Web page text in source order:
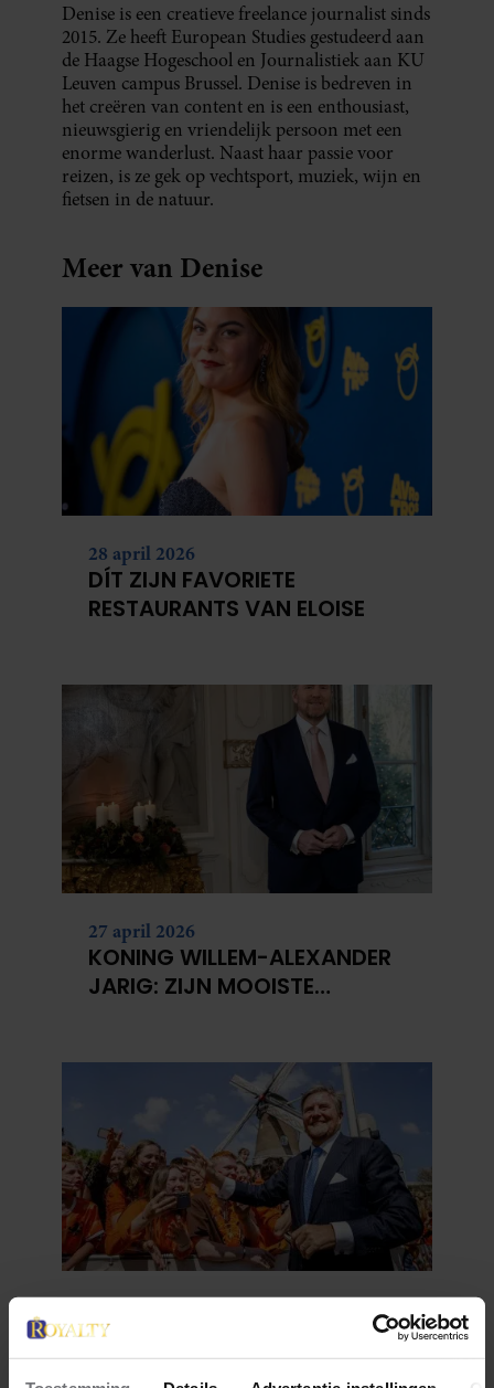
Denise is een creatieve freelance journalist sinds
2015. Ze heeft European Studies gestudeerd aan
de Haagse Hogeschool en Journalistiek aan KU
Leuven campus Brussel. Denise is bedreven in
het creëren van content en is een enthousiast,
nieuwsgierig en vriendelijk persoon met een
enorme wanderlust. Naast haar passie voor
reizen, is ze gek op vechtsport, muziek, wijn en
fietsen in de natuur.
Meer van Denise
28 april 2026
DÍT ZIJN FAVORIETE
RESTAURANTS VAN ELOISE
27 april 2026
KONING WILLEM-ALEXANDER
JARIG: ZIJN MOOISTE
DOKKUM PAKT UIT VOOR
KONINGSPAAR TIJDENS